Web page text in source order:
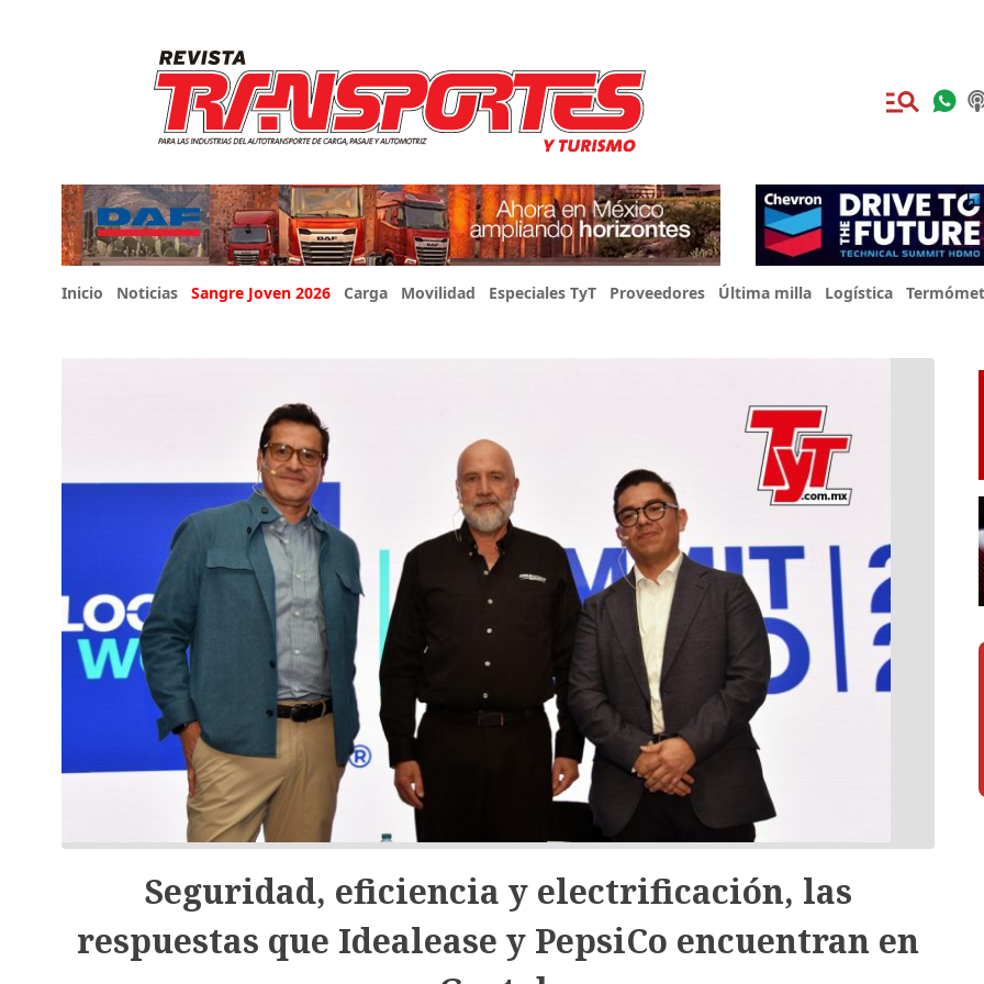
Inicio Noticias Sangre Joven 2026 Carga Movilidad Especiales TyT Proveedores Última milla Logística
Seguridad, eficiencia y electrificación, las
respuestas que Idealease y PepsiCo encuentran en